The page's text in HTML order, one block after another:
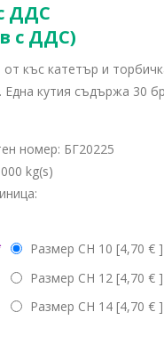
ДДС
с ДДС)
къс катетър и
Една кутия съдържа 30
номер: БГ20225
kg(s)
Размер CH 10 [4,70 €
Размер CH 12 [4,70 €
Размер CH 14 [4,70 €